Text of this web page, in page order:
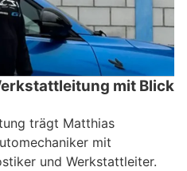
mit Blick
trägt Matthias
mit
und Werkstattleiter.